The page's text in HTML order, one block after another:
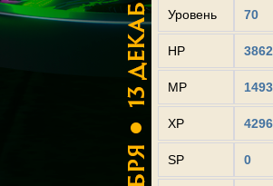
Уровень 70
HP 3862
MP 1493
XP
SP 0